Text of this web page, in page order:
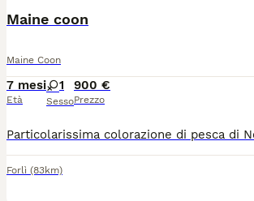
Maine coon
Maine Coon
7 mesi
Età
1
Sesso
900 €
Prezzo
Forlì (83km)